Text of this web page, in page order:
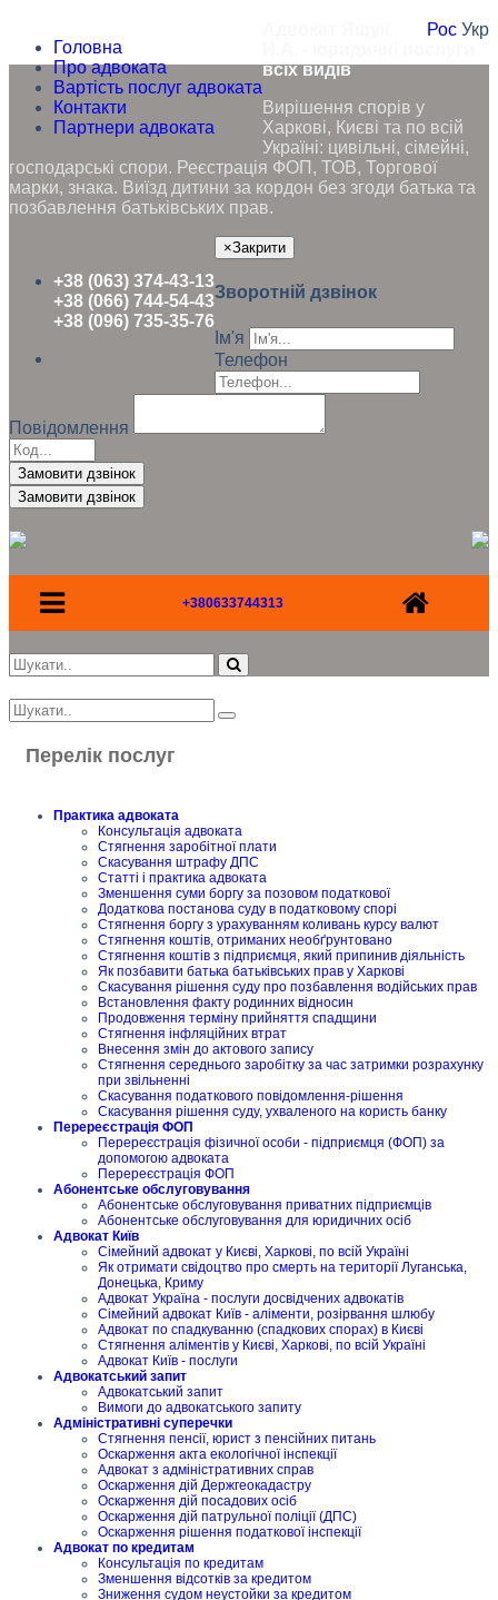
Головна
Про адвоката
Вартість послуг адвоката
Контакти
Партнери адвоката
Рос Укр
всіх видів
Вирішення спорів у
Харкові, Києві та по всій
Україні: цивільні, сімейні,
господарські спори. Реєстрація ФОП, ТОВ, Торгової
марки, знака. Виїзд дитини за кордон без згоди батька та
позбавлення батьківських прав.
+38 (063) 374-43-13
+38 (066) 744-54-43
+38 (096) 735-35-76
×Закрити
Зворотній дзвінок
Ім'я
Телефон
Повідомлення
Замовити дзвінок
+380633744313
Перелік послуг
Практика адвоката
Консультація адвоката
Стягнення заробітної плати
Скасування штрафу ДПС
Статті і практика адвоката
Зменшення суми боргу за позовом податкової
Додаткова постанова суду в податковому спорі
Стягнення боргу з урахуванням коливань курсу валют
Стягнення коштів, отриманих необґрунтовано
Стягнення коштів з підприємця, який припинив діяльність
Як позбавити батька батьківських прав у Харкові
Скасування рішення суду про позбавлення водійських прав
Встановлення факту родинних відносин
Продовження терміну прийняття спадщини
Стягнення інфляційних втрат
Внесення змін до актового запису
Стягнення середнього заробітку за час затримки розрахунку
при звільненні
Скасування податкового повідомлення-рішення
Скасування рішення суду, ухваленого на користь банку
Перереєстрація ФОП
Перереєстрація фізичної особи - підприємця (ФОП) за
допомогою адвоката
Перереєстрація ФОП
Абонентське обслуговування
Абонентське обслуговування приватних підприємців
Абонентське обслуговування для юридичних осіб
Адвокат Київ
Сімейний адвокат у Києві, Харкові, по всій Україні
Як отримати свідоцтво про смерть на території Луганська,
Донецька, Криму
Адвокат Україна - послуги досвідчених адвокатів
Сімейний адвокат Київ - аліменти, розірвання шлюбу
Адвокат по спадкуванню (спадкових спорах) в Києві
Стягнення аліментів у Києві, Харкові, по всій Україні
Адвокат Київ - послуги
Адвокатський запит
Адвокатський запит
Вимоги до адвокатського запиту
Адміністративні суперечки
Стягнення пенсії, юрист з пенсійних питань
Оскарження акта екологічної інспекції
Адвокат з адміністративних справ
Оскарження дій Держгеокадастру
Оскарження дій посадових осіб
Оскарження дій патрульної поліції (ДПС)
Оскарження рішення податкової інспекції
Адвокат по кредитам
Консультація по кредитам
Зменшення відсотків за кредитом
Зниження судом неустойки за кредитом